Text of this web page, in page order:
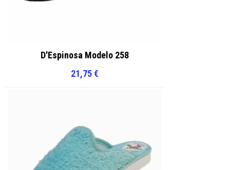
D'Espinosa Modelo 258
21,75€